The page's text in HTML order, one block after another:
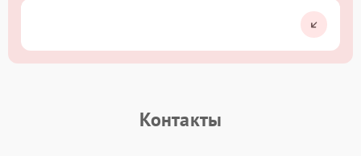
Контакты